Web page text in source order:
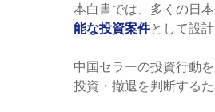
本白書では、多くの日
能な投資案件として設
中国セラーの投資行動
投資・撤退を判断する